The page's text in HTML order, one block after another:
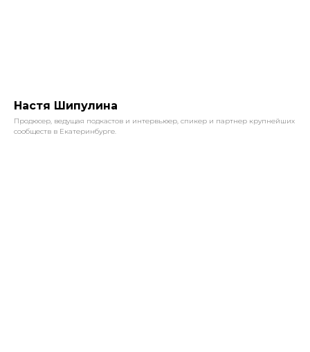
Настя Шипулина
Продюсер, ведущая подкастов и интервьюер, спикер и партнер крупнейших
сообществ в Екатеринбурге.